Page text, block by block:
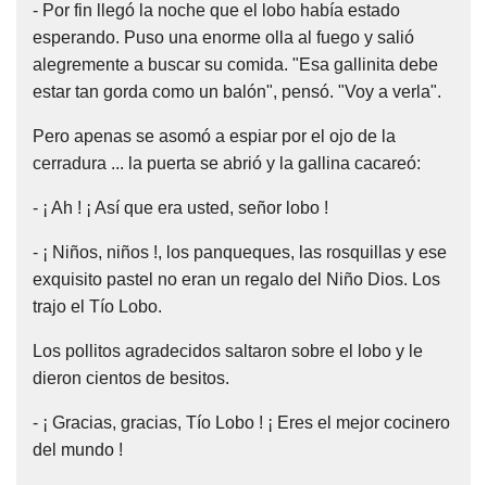
- Por fin llegó la noche que el lobo había estado
esperando. Puso una enorme olla al fuego y salió
alegremente a buscar su comida. "Esa gallinita debe
estar tan gorda como un balón", pensó. "Voy a verla".
Pero apenas se asomó a espiar por el ojo de la
cerradura ... la puerta se abrió y la gallina cacareó:
- ¡ Ah ! ¡ Así que era usted, señor lobo !
- ¡ Niños, niños !, los panqueques, las rosquillas y ese
exquisito pastel no eran un regalo del Niño Dios. Los
trajo el Tío Lobo.
Los pollitos agradecidos saltaron sobre el lobo y le
dieron cientos de besitos.
- ¡ Gracias, gracias, Tío Lobo ! ¡ Eres el mejor cocinero
del mundo !